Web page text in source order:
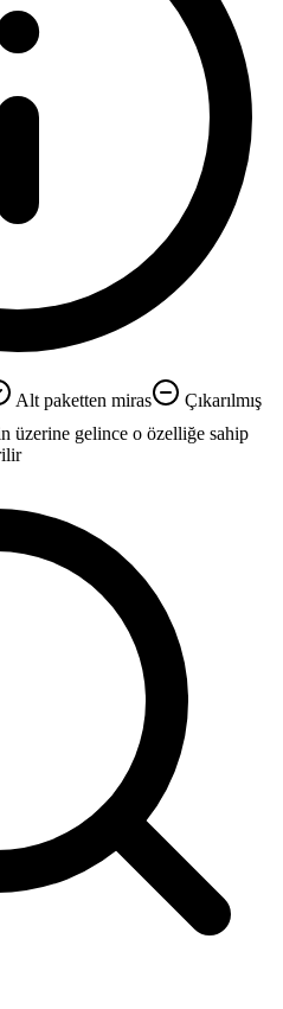
Alt paketten miras
Çıkarılmış
üzerine gelince o özelliğe sahip